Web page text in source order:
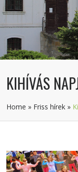
KIHÍVÁS
Home » Friss hírek »